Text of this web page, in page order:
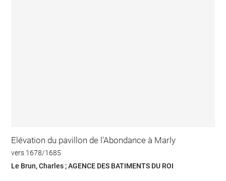
Elévation du pavillon de l'Abondance à Marly
vers 1678/1685
Le Brun, Charles ; AGENCE DES BATIMENTS DU ROI